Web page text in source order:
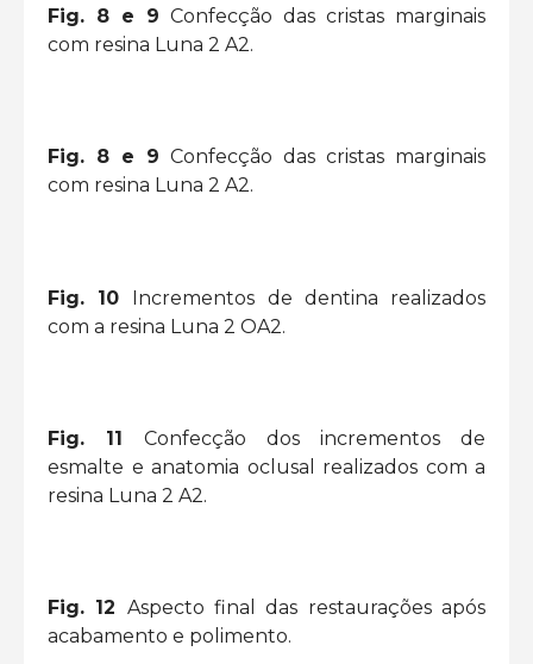
Fig. 8 e 9Confecção das cristas marginais
com resina Luna 2 A2.
Fig. 8 e 9Confecção das cristas marginais
com resina Luna 2 A2.
Fig. 10 Incrementos de dentina realizados
com a resina Luna 2 OA2.
Fig. 11 Confecção dos incrementos de
esmalte e anatomia oclusal realizados com a
resina Luna 2 A2.
Fig. 12 Aspecto final das restaurações após
acabamento e polimento.